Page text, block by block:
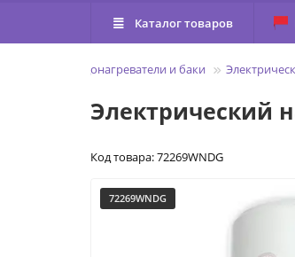
Каталог товаров
Водонагреватели и баки
Электрический
Код товара: 72269WNDG
72269WNDG